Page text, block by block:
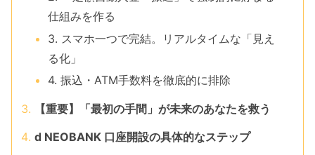
仕組みを作る
3. スマホ一つで完結。リアルタイムな「見え
る化」
4. 振込・ATM手数料を徹底的に排除
【重要】「最初の手間」が未来のあなたを救う
d NEOBANK 口座開設の具体的なステップ